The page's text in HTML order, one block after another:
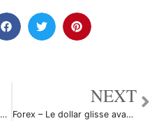
XRP chute sous le seuil de 0,44532, en baisse de 18%
NEXT
Forex – Le dollar glisse avant Noel et avec l’incertitude politique